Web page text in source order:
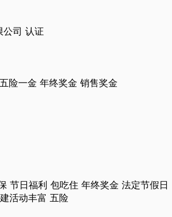
公司 认证
五险一金 年终奖金 销售奖金
节日福利 包吃住 年终奖金 法定节假日
活动丰富 五险